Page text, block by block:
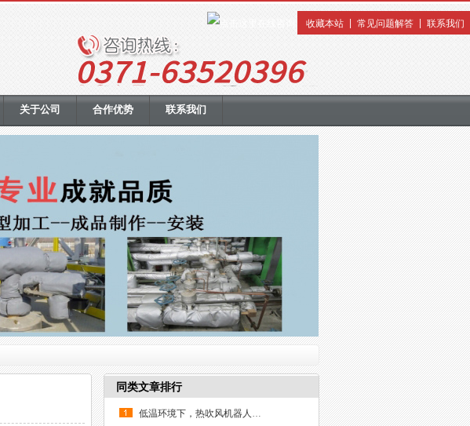
收藏本站 常见问题解答 联系我们
关于公司 合作优势 联系我们
同类文章排行
低温环境下，热吹风机器人保温...